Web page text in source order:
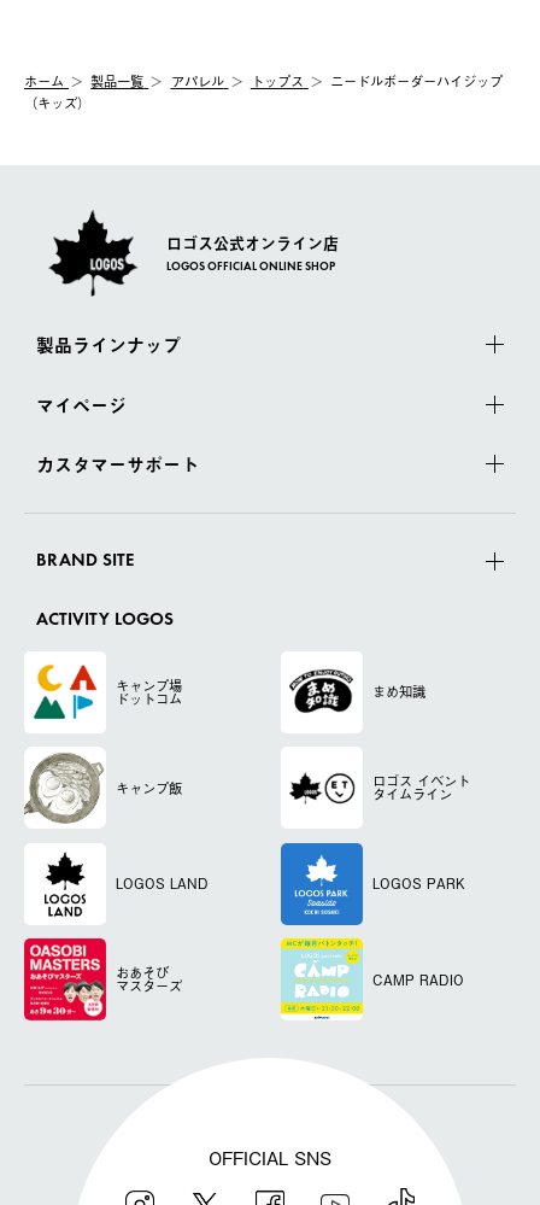
ホーム 製品⼀覧 アパレル トップス
ニードルボーダーハイジップ
（キッズ）
ロゴス公式オンライン店
LOGOS OFFICIAL ONLINE SHOP
製品ラインナップ
マイページ
カスタマーサポート
BRAND SITE
ACTIVITY LOGOS
キャンプ場
ドットコム まめ知識
キャンプ飯 ロゴス イベント
タイムライン
LOGOS LAND LOGOS PARK
おあそび
マスターズ CAMP RADIO
OFFICIAL SNS